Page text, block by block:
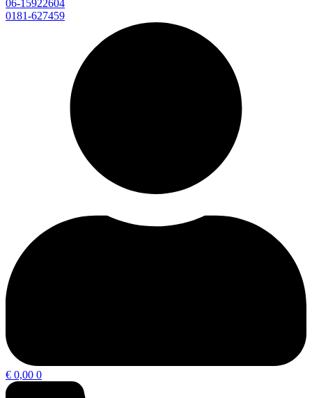
06-15922604
0181-627459
€ 0,00 0